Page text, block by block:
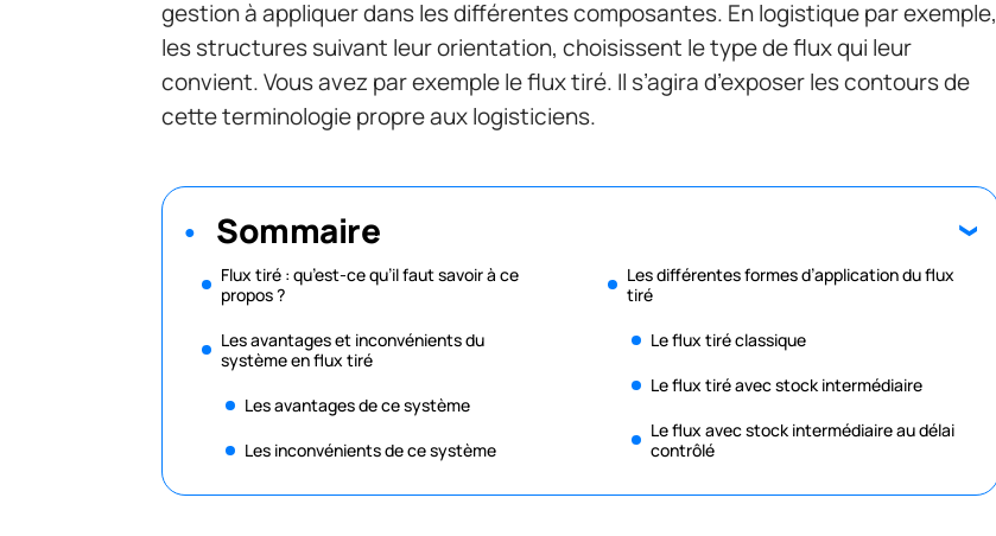
gestion à appliquer dans les différentes composantes. En logistique par exemple,
les structures suivant leur orientation, choisissent le type de flux qui leur
convient. Vous avez par exemple le flux tiré. Il s’agira d’exposer les contours de
cette terminologie propre aux logisticiens.
Sommaire
Flux tiré : qu’est-ce qu’il faut savoir à ce
propos ?
Les avantages et inconvénients du
système en flux tiré
Les avantages de ce système
Les inconvénients de ce système
Les différentes formes d’application du flux
tiré
Le flux tiré classique
Le flux tiré avec stock intermédiaire
Le flux avec stock intermédiaire au délai
contrôlé